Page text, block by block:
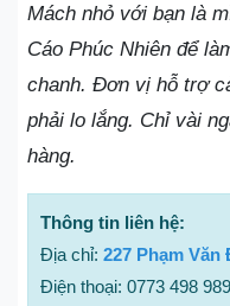
Mách nhỏ với bạn là
Cáo Phúc Nhiên để
chanh. Đơn vị hỗ trợ
phải lo lắng. Chỉ vài
hàng.
Thông tin liên hệ:
Địa chỉ: 227 Phạm Văn
Điện thoại: 0773 498 989